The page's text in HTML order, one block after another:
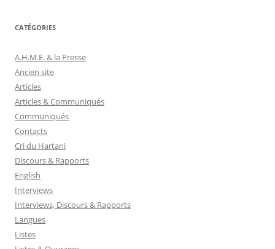
CATÉGORIES
A.H.M.E. & la Presse
Ancien site
Articles
Articles & Communiqués
Communiqués
Contacts
Cri du Hartani
Discours & Rapports
English
Interviews
Interviews, Discours & Rapports
Langues
Listes